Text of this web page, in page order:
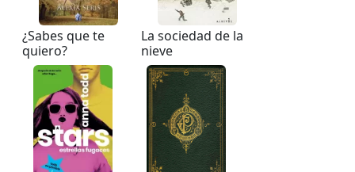
¿Sabes que te
quiero?
La sociedad de la
nieve